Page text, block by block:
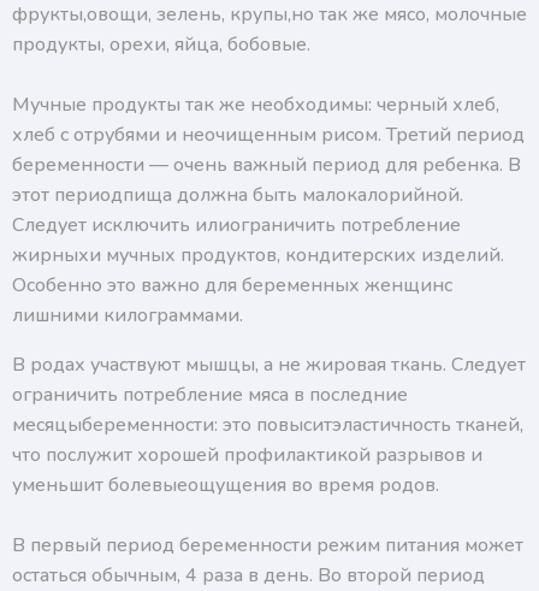
фрукты,овощи, зелень, крупы,но так же мясо, молочные
продукты, орехи, яйца, бобовые.
Мучные продукты так же необходимы: черный хлеб,
хлеб с отрубями и неочищенным рисом. Третий период
беременности — очень важный период для ребенка. В
этот периодпища должна быть малокалорийной.
Следует исключить илиограничить потребление
жирныхи мучных продуктов, кондитерских изделий.
Особенно это важно для беременных женщинс
лишними килограммами.
В родах участвуют мышцы, а не жировая ткань. Следует
ограничить потребление мяса в последние
месяцыбеременности: это повыситэластичность тканей,
что послужит хорошей профилактикой разрывов и
уменьшит болевыеощущения во время родов.
В первый период беременности режим питания может
остаться обычным, 4 раза в день. Во второй период